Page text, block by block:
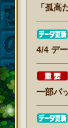
4/4 デ
一部パ